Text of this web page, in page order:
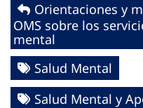
Orientaciones y
OMS sobre los
mental
Salud Mental
Salud Mental y